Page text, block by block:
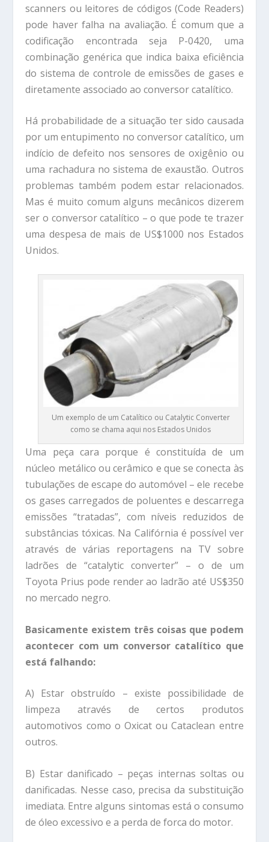
scanners ou leitores de códigos (Code Readers)
pode haver falha na avaliação. É comum que a
codificação encontrada seja P-0420, uma
combinação genérica que indica baixa eficiência
do sistema de controle de emissões de gases e
diretamente associado ao conversor catalítico.
Há probabilidade de a situação ter sido causada
por um entupimento no conversor catalítico, um
indício de defeito nos sensores de oxigênio ou
uma rachadura no sistema de exaustão. Outros
problemas também podem estar relacionados.
Mas é muito comum alguns mecânicos dizerem
ser o conversor catalítico – o que pode te trazer
uma despesa de mais de US$1000 nos Estados
Unidos.
Um exemplo de um Catalítico ou Catalytic Converter
como se chama aqui nos Estados Unidos
Uma peça cara porque é constituída de um
núcleo metálico ou cerâmico e que se conecta às
tubulações de escape do automóvel – ele recebe
os gases carregados de poluentes e descarrega
emissões “tratadas”, com níveis reduzidos de
substâncias tóxicas. Na Califórnia é possível ver
através de várias reportagens na TV sobre
ladrões de “catalytic converter” – o de um
Toyota Prius pode render ao ladrão até US$350
no mercado negro.
Basicamente existem três coisas que podem
acontecer com um conversor catalítico que
está falhando:
A) Estar obstruído – existe possibilidade de
limpeza através de certos produtos
automotivos como o Oxicat ou Cataclean entre
outros.
B) Estar danificado – peças internas soltas ou
danificadas. Nesse caso, precisa da substituição
imediata. Entre alguns sintomas está o consumo
de óleo excessivo e a perda de forca do motor.